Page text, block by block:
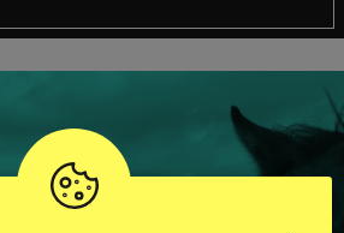
HINGSTAR ONLINE